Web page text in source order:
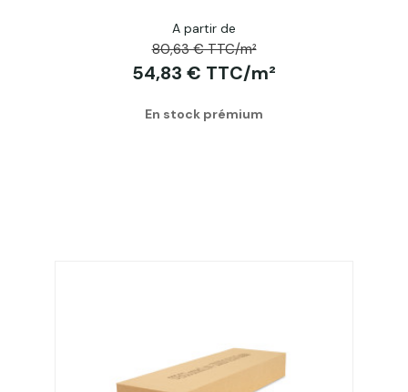
A partir de
80,63 € TTC/m²
54,83 € TTC/m²
En stock prémium